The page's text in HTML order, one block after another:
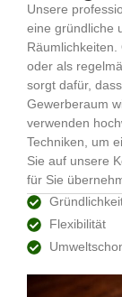
Unsere
eine gründliche
oder als
sorgt dafür,
Gewerberaum
verwenden
Techniken, um
Sie auf unsere
für Sie
Flexibilität